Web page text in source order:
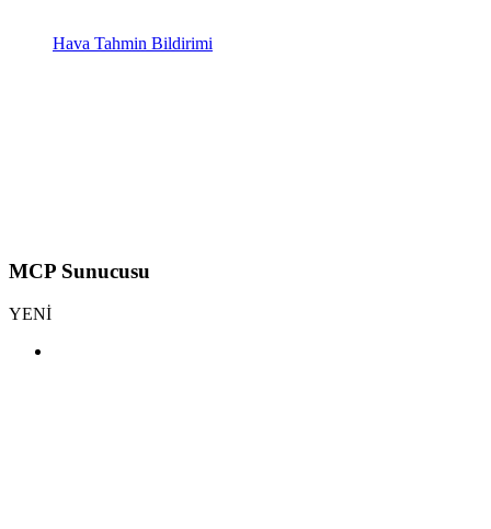
Hava Tahmin Bildirimi
MCP Sunucusu
YENİ